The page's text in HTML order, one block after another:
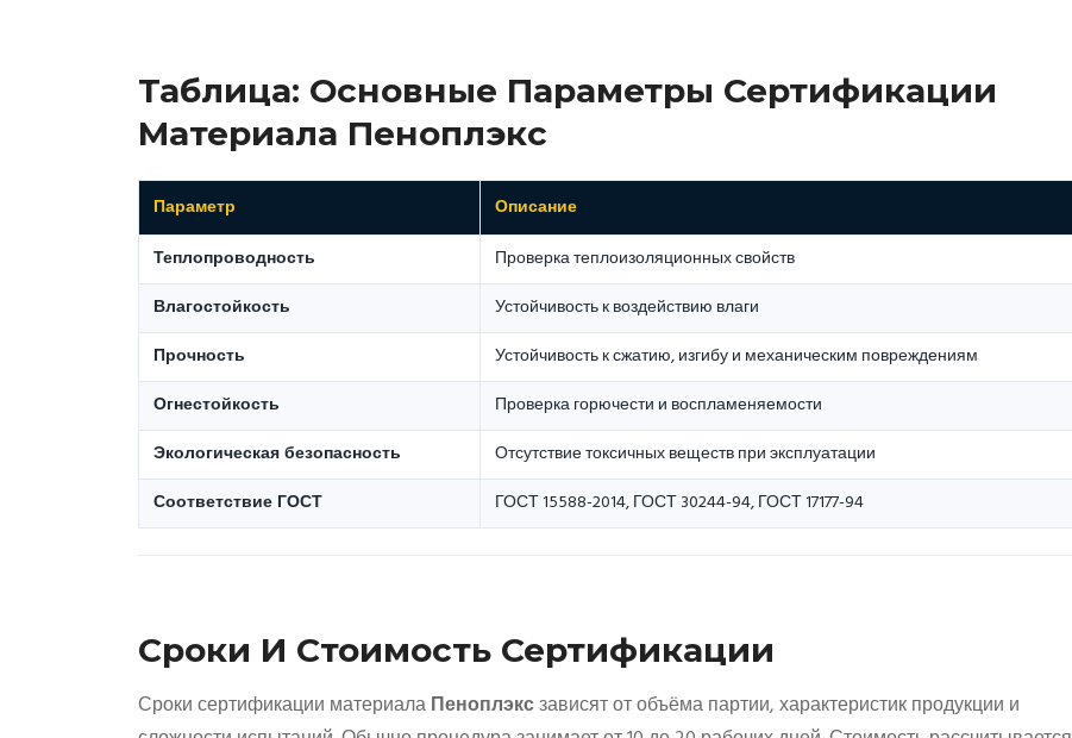
Таблица: Основные Параметры Сертификации
Материала Пеноплэкс
Параметр
Описание
Теплопроводность
Проверка теплоизоляционных свойств
Влагостойкость
Устойчивость к воздействию влаги
Прочность
Устойчивость к сжатию, изгибу и механическим повреждениям
Огнестойкость
Проверка горючести и воспламеняемости
Экологическая безопасность
Отсутствие токсичных веществ при эксплуатации
Соответствие ГОСТ
ГОСТ 15588-2014, ГОСТ 30244-94, ГОСТ 17177-94
Сроки И Стоимость Сертификации
Сроки сертификации материалаПеноплэксзависят от объёма партии, характеристик продукции и